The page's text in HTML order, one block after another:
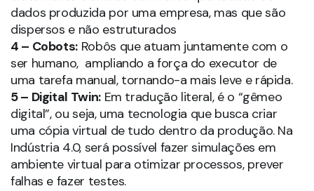
dados produzida por uma empresa, mas que são
dispersos e não estruturados
4 – Cobots: Robôs que atuam juntamente com o
ser humano, ampliando a força do executor de
uma tarefa manual, tornando-a mais leve e rápida.
5 – Digital Twin:Em tradução literal, é o “gêmeo
digital”, ou seja, uma tecnologia que busca criar
uma cópia virtual de tudo dentro da produção. Na
Indústria 4.0, será possível fazer simulações em
ambiente virtual para otimizar processos, prever
falhas e fazer testes.